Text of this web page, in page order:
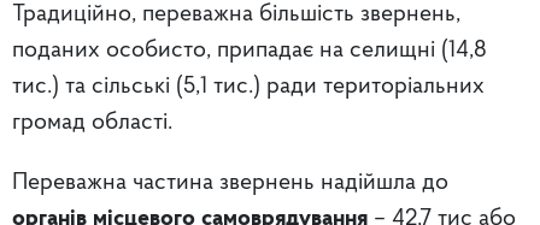
Традиційно, переважна більшість звернень,
поданих особисто, припадає на селищні (14,8
тис.) та сільські (5,1 тис.) ради територіальних
громад області.
Переважна частина звернень надійшла до
органів місцевого самоврядування – 42,7 тис або